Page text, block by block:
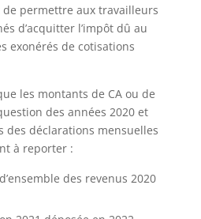
permettre aux travailleurs
d’acquitter l’impôt dû au
exonérés de cotisations
les montants de CA ou de
des années 2020 et
des déclarations mensuelles
à reporter :
des revenus 2020